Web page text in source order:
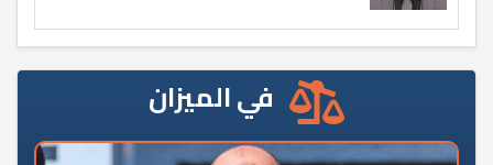
في الميزان